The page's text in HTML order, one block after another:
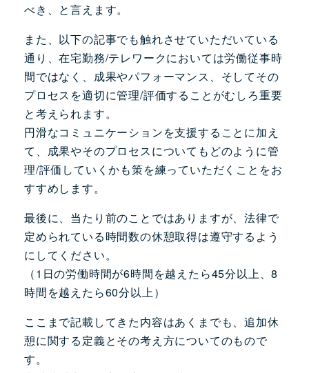
べき、と言えます。
また、以下の記事でも触れさせていただいている
通り、在宅勤務/テレワークにおいては労働従事時
間ではなく、成果やパフォーマンス、そしてその
プロセスを適切に管理/評価することがむしろ重要
と考えられます。
円滑なコミュニケーションを支援することに加え
て、成果やそのプロセスについてもどのように管
理/評価していくかも策を練っていただくことをお
すすめします。
最後に、当たり前のことではありますが、法律で
定められている時間数の休憩取得は遵守するよう
にしてください。
（1日の労働時間が6時間を越えたら45分以上、8
時間を越えたら60分以上）
ここまで記載してきた内容はあくまでも、追加休
憩に関する定義とその考え方についてのもので
す。